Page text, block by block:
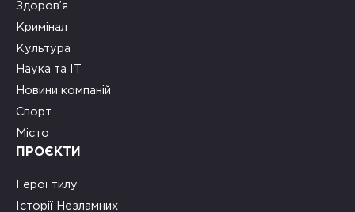
Здоров’я
Кримінал
Культура
Наука та ІТ
Новини компаній
Спорт
Місто
ПРОЄКТИ
Герої тилу
Історії Незламних